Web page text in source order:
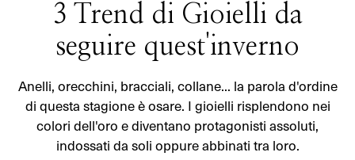
3 Trend di Gioielli da
seguire quest'inverno
Anelli, orecchini, bracciali, collane... la parola d'ordine
di questa stagione è osare. I gioielli risplendono nei
colori dell'oro e diventano protagonisti assoluti,
indossati da soli oppure abbinati tra loro.